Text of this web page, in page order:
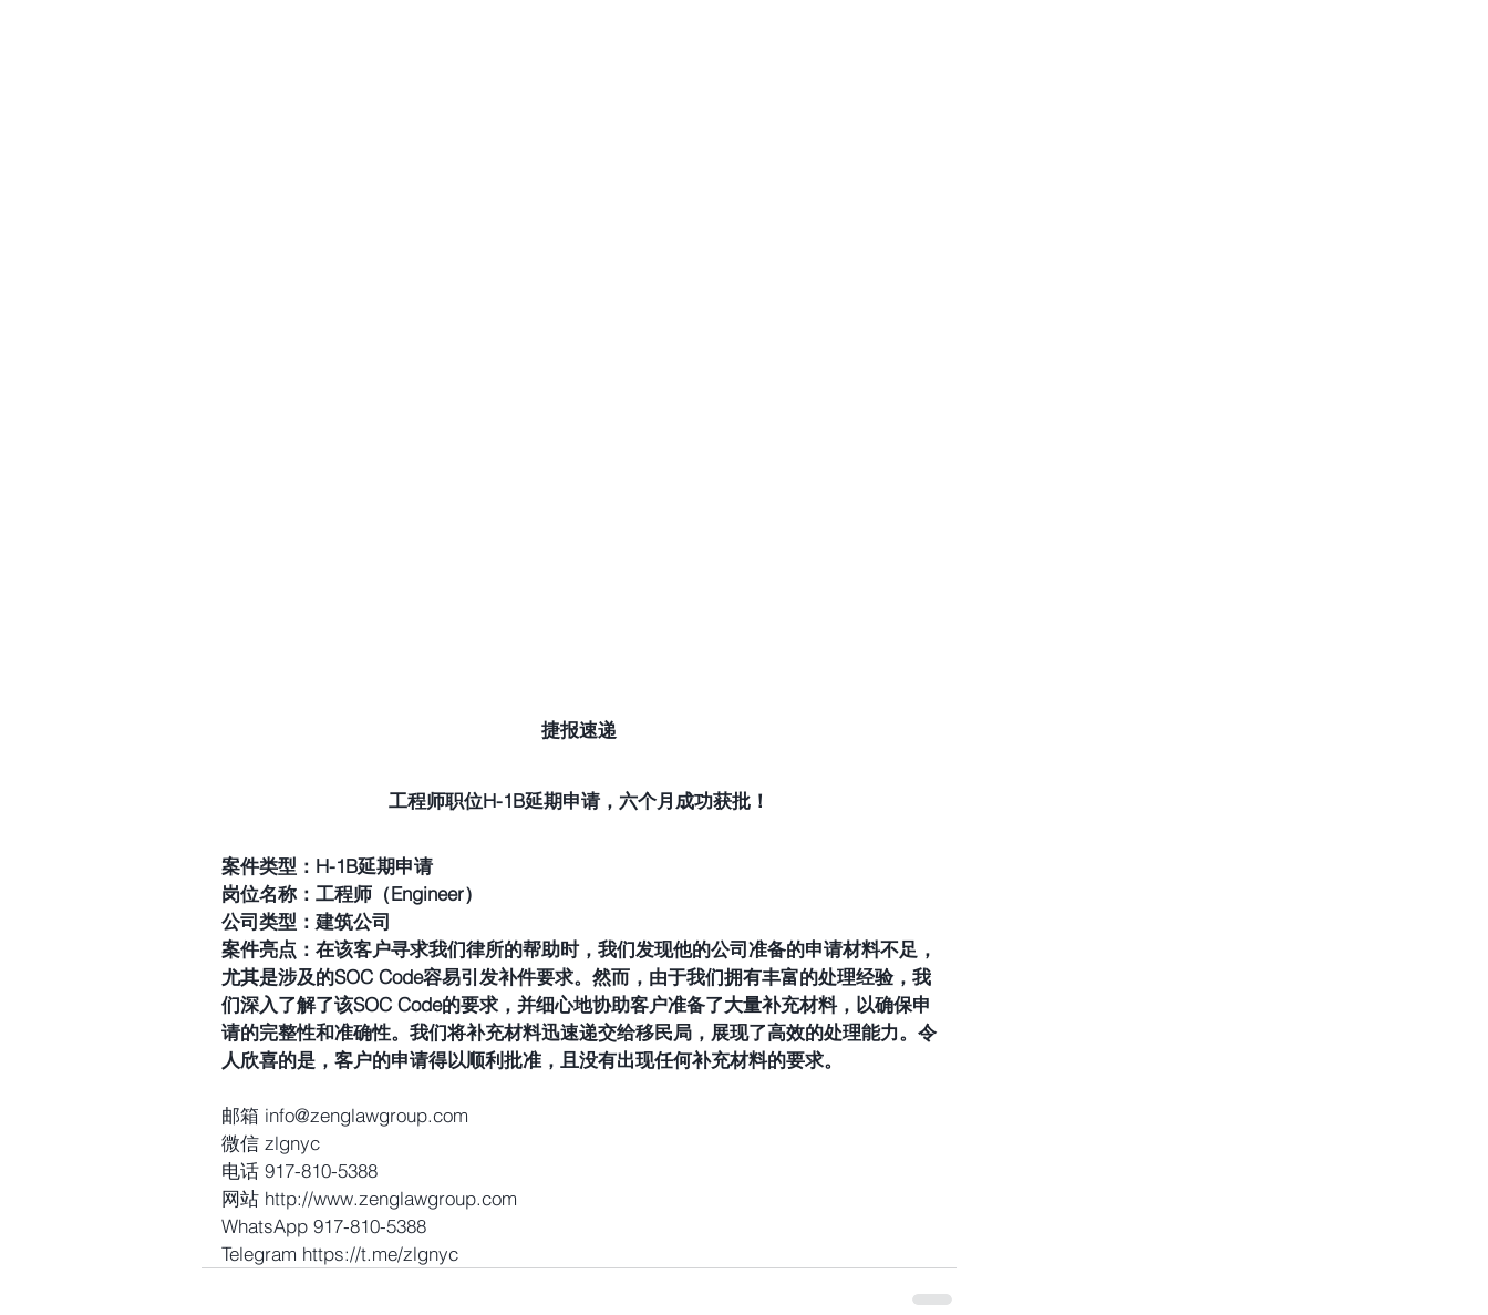
捷报速递
工程师职位H-1B延期申请，六个月成功获批！
案件类型：H-1B延期申请
岗位名称：工程师（Engineer）
公司类型：建筑公司
案件亮点：在该客户寻求我们律所的帮助时，我们发现他的公司准备的申请材料不足，
尤其是涉及的SOC Code容易引发补件要求。然而，由于我们拥有丰富的处理经验，我
们深入了解了该SOC Code的要求，并细心地协助客户准备了大量补充材料，以确保申
请的完整性和准确性。我们将补充材料迅速递交给移民局，展现了高效的处理能力。令
人欣喜的是，客户的申请得以顺利批准，且没有出现任何补充材料的要求。
邮箱 info@zenglawgroup.com
微信 zlgnyc
电话 917-810-5388
网站 http://www.zenglawgroup.com
WhatsApp 917-810-5388
Telegram https://t.me/zlgnyc